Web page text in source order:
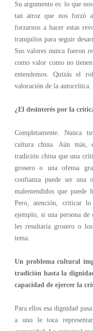
Su argumento es: lo que
tan atroz que nos forzó
forzarnos a hacer estas
tranquilos para seguir
Sus valores nunca fueron
como valor como no
entendemos. Quizás el
valoración de la autocrítica.
¿El desinterés por la
Completamente. Nunca
cultura china. Aún más,
tradición china que una
grosero o una ofensa
confianza puede ser una
malentendidos que
Pero, atención, criticar
ejemplo, si una persona
les resultaría grosero o
tema.
Un problema cultural
tradición hasta la
capacidad de ejercer la
Para ellos esa dignidad
a uno le toca